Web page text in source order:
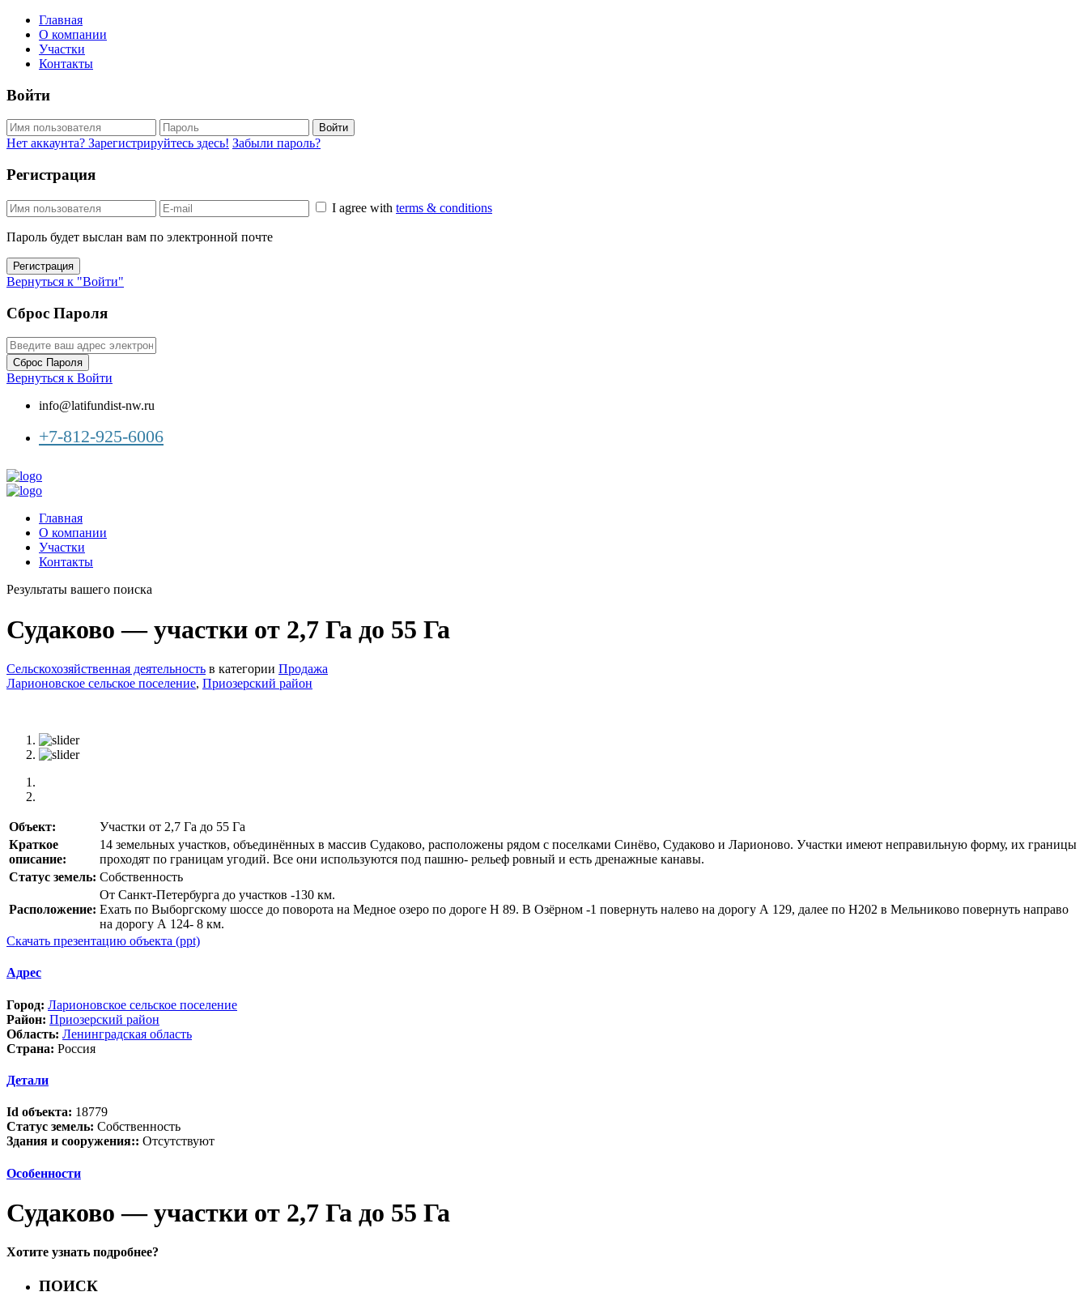
Главная
О компании
Участки
Контакты
Войти
Войти
Нет аккаунта? Зарегистрируйтесь здесь! Забыли пароль?
Регистрация
I agree with terms & conditions
Пароль будет выслан вам по электронной почте
Регистрация
Вернуться к "Войти"
Сброс Пароля
Сброс Пароля
Вернуться к Войти
info@latifundist-nw.ru
+7-812-925-6006
Главная
О компании
Участки
Контакты
Результаты вашего поиска
Судаково — участки от 2,7 Га до 55 Га
Сельскохозяйственная деятельность в категории Продажа
Ларионовское сельское поселение, Приозерский район
Объект:
Участки от 2,7 Га до 55 Га
Краткое
описание:
14 земельных участков, объединённых в массив Судаково, расположены рядом с поселками Синёво, Судаково и Ларионово. Участки имеют неправильную форму, их границы
проходят по границам угодий. Все они используются под пашню- рельеф ровный и есть дренажные канавы.
Статус земель: Собственность
Расположение:
От Санкт-Петербурга до участков -130 км.
Ехать по Выборгскому шоссе до поворота на Медное озеро по дороге Н 89. В Озёрном -1 повернуть налево на дорогу А 129, далее по Н202 в Мельниково повернуть направо
на дорогу А 124- 8 км.
Скачать презентацию объекта (ppt)
Адрес
Город: Ларионовское сельское поселение
Район: Приозерский район
Область: Ленинградская область
Страна: Россия
Детали
Id объекта: 18779
Статус земель: Собственность
Здания и сооружения:: Отсутствуют
Особенности
Судаково — участки от 2,7 Га до 55 Га
Хотите узнать подробнее?
ПОИСК